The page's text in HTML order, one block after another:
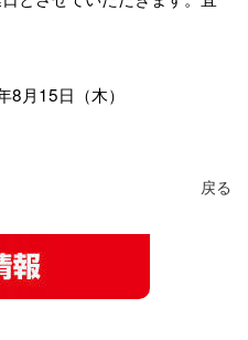
8月15日（木）
戻る